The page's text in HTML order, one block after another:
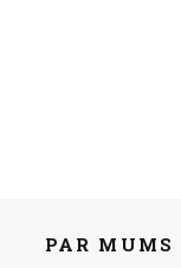
PAR MUMS